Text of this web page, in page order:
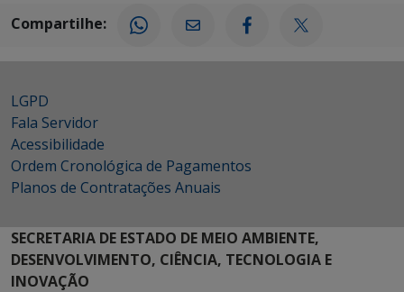
Compartilhe:
LGPD
Fala Servidor
Acessibilidade
Ordem Cronológica de Pagamentos
Planos de Contratações Anuais
SECRETARIA DE ESTADO DE MEIO AMBIENTE,
DESENVOLVIMENTO, CIÊNCIA, TECNOLOGIA E
INOVAÇÃO